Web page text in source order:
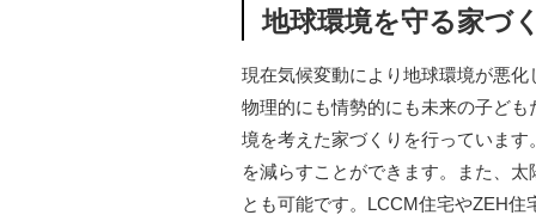
地球環境を守る家づ
現在気候変動により地球環境が悪
物理的にも情勢的にも未来の子ど
境を考えた家づくりを行っていま
を減らすことができます。また、
とも可能です。LCCM住宅やZEH